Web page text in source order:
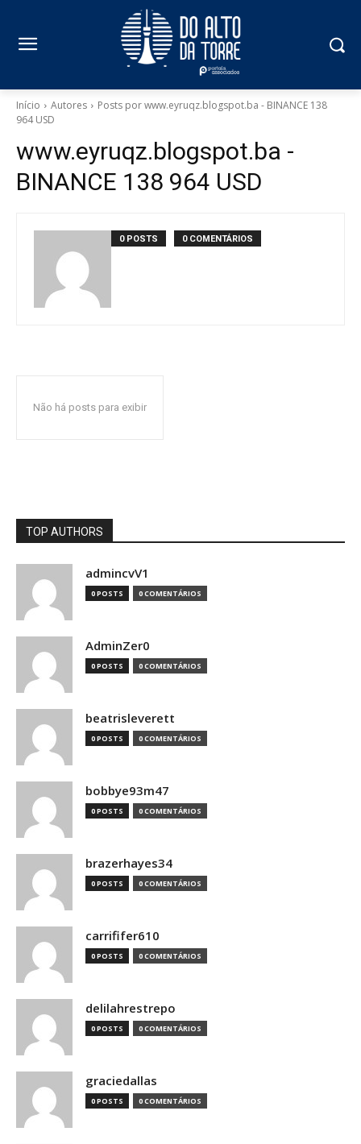
Início Autores
Posts por www.eyruqz.blogspot.ba - BINANCE 138
964 USD
www.eyruqz.blogspot.ba -
BINANCE 138 964 USD
0 POSTS 0 COMENTÁRIOS
Não há posts para exibir
TOP AUTHORS
admincvV1
0 POSTS 0 COMENTÁRIOS
AdminZer0
0 POSTS 0 COMENTÁRIOS
beatrisleverett
0 POSTS 0 COMENTÁRIOS
bobbye93m47
0 POSTS 0 COMENTÁRIOS
brazerhayes34
0 POSTS 0 COMENTÁRIOS
carrififer610
0 POSTS 0 COMENTÁRIOS
delilahrestrepo
0 POSTS 0 COMENTÁRIOS
graciedallas
0 POSTS 0 COMENTÁRIOS